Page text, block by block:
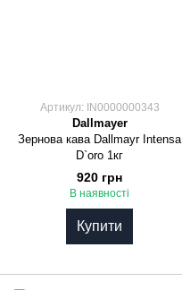
Артикул: IN0000000343
Dallmayer
Зернова кава Dallmayr Intensa
D`oro 1кг
920 грн
В наявності
Купити